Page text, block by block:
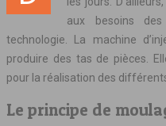
aux besoins
technologie. La machine
produire des tas de pièces.
pour la réalisation des
Le principe de